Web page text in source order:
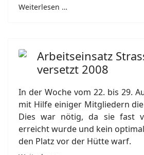
Weiterlesen …
Arbeitseinsatz
versetzt 2008
In der Woche vom 22. bis 29.
mit Hilfe einiger Mitgliedern
Dies war nötig, da sie fast
erreicht wurde und kein
den Platz vor der Hütte warf.